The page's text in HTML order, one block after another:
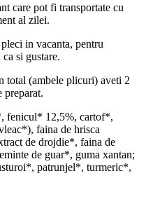
care pot fi transportate cu
al zilei.
in vacanta, pentru
si gustare.
total (ambele plicuri) aveti 2
preparat.
fenicul* 12,5%, cartof*,
faina de hrisca
de drojdie*, faina de
de guar*, guma xantan;
patrunjel*, turmeric*,